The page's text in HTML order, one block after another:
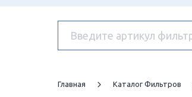
Главная Каталог Фильтров